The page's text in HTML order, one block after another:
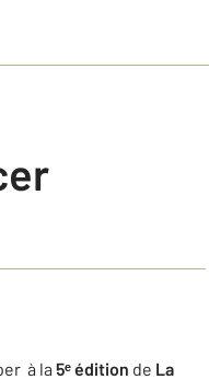
à la 5ᵉ édition de La